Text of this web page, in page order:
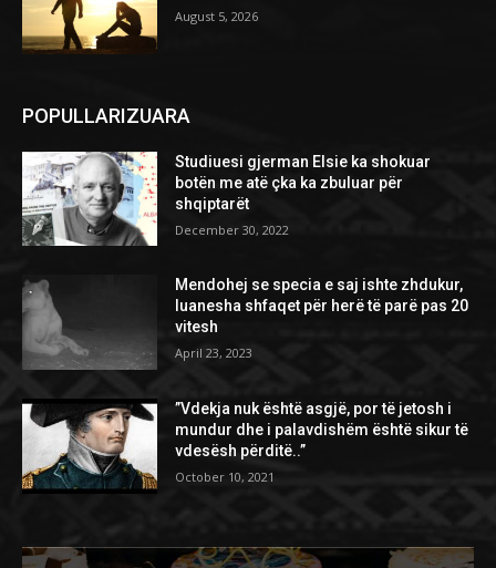
August 5, 2026
POPULLARIZUARA
Studiuesi gjerman Elsie ka shokuar
botën me atë çka ka zbuluar për
shqiptarët
December 30, 2022
Mendohej se specia e saj ishte zhdukur,
luanesha shfaqet për herë të parë pas 20
vitesh
April 23, 2023
”Vdekja nuk është asgjë, por të jetosh i
mundur dhe i palavdishëm është sikur të
vdesësh përditë..”
October 10, 2021